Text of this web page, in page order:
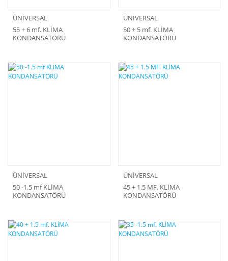
ÜNİVERSAL
55 + 6 mf. KLİMA
KONDANSATÖRÜ
ÜNİVERSAL
50 + 5 mf. KLİMA
KONDANSATÖRÜ
ÜNİVERSAL
50 -1.5 mf KLİMA
KONDANSATÖRÜ
ÜNİVERSAL
45 + 1.5 MF. KLİMA
KONDANSATÖRÜ